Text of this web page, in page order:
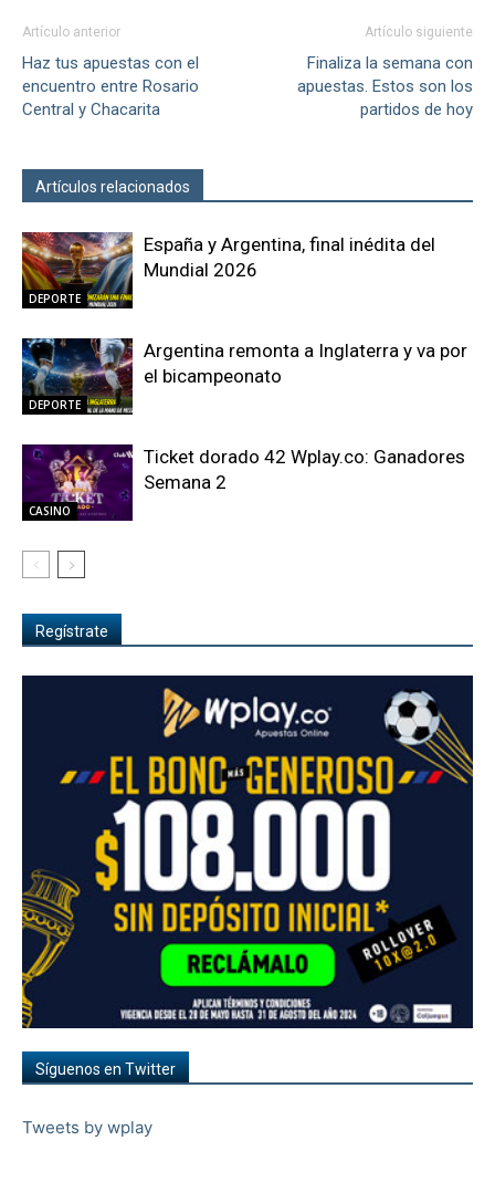
Artículo anterior
Haz tus apuestas con el
encuentro entre Rosario
Central y Chacarita
Artículo siguiente
Finaliza la semana con
apuestas. Estos son los
partidos de hoy
Artículos relacionados
DEPORTE
España y Argentina, final inédita del
Mundial 2026
DEPORTE
Argentina remonta a Inglaterra y va por
el bicampeonato
CASINO
Ticket dorado 42 Wplay.co: Ganadores
Semana 2
Regístrate
Síguenos en Twitter
Tweets by wplay